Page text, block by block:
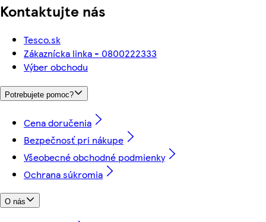
Kontaktujte nás
Tesco.sk
Zákaznícka linka - 0800222333
Výber obchodu
Potrebujete pomoc?
Cena doručenia
Bezpečnosť pri nákupe
Všeobecné obchodné podmienky
Ochrana súkromia
O nás